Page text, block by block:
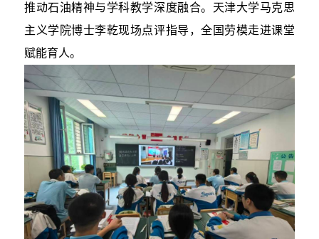
推动石油精神与学科教学深度融合。天津大学马克思
主义学院博士李乾现场点评指导，全国劳模走进课堂
赋能育人。